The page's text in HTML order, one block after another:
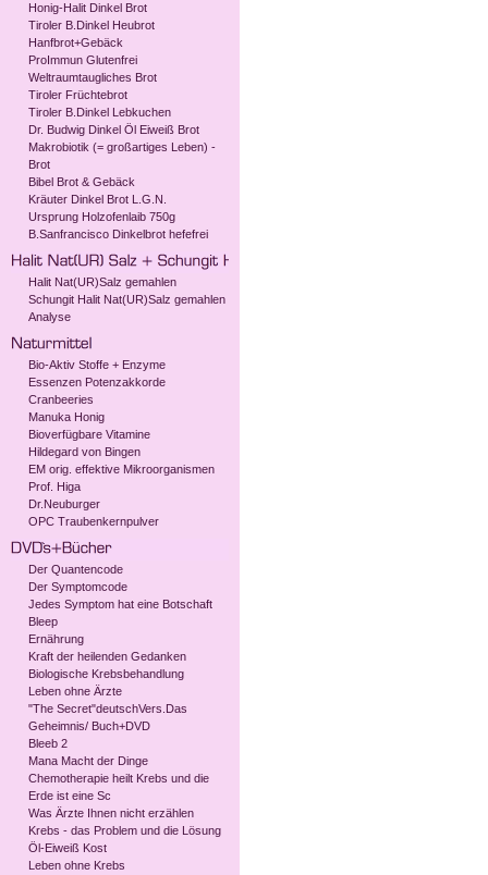
Honig-Halit Dinkel Brot
Tiroler B.Dinkel Heubrot
Hanfbrot+Gebäck
ProImmun Glutenfrei
Weltraumtaugliches Brot
Tiroler Früchtebrot
Tiroler B.Dinkel Lebkuchen
Dr. Budwig Dinkel Öl Eiweiß Brot
Makrobiotik (= großartiges Leben) -
Brot
Bibel Brot & Gebäck
Kräuter Dinkel Brot L.G.N.
Ursprung Holzofenlaib 750g
B.Sanfrancisco Dinkelbrot hefefrei
Halit Nat(UR)Salz gemahlen
Schungit Halit Nat(UR)Salz gemahlen
Analyse
Bio-Aktiv Stoffe + Enzyme
Essenzen Potenzakkorde
Cranbeeries
Manuka Honig
Bioverfügbare Vitamine
Hildegard von Bingen
EM orig. effektive Mikroorganismen
Prof. Higa
Dr.Neuburger
OPC Traubenkernpulver
Der Quantencode
Der Symptomcode
Jedes Symptom hat eine Botschaft
Bleep
Ernährung
Kraft der heilenden Gedanken
Biologische Krebsbehandlung
Leben ohne Ärzte
"The Secret"deutschVers.Das
Geheimnis/ Buch+DVD
Bleeb 2
Mana Macht der Dinge
Chemotherapie heilt Krebs und die
Erde ist eine Sc
Was Ärzte Ihnen nicht erzählen
Krebs - das Problem und die Lösung
Öl-Eiweiß Kost
Leben ohne Krebs